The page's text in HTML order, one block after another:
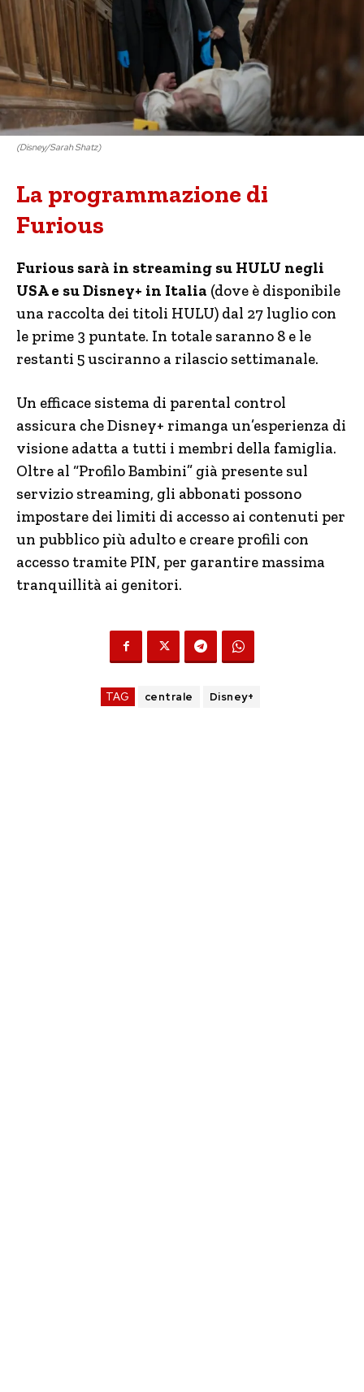
(Disney/Sarah Shatz)
La programmazione di
Furious
Furious sarà in streaming su HULU negli
USA e su Disney+ in Italia (dove è disponibile
una raccolta dei titoli HULU) dal 27 luglio con
le prime 3 puntate. In totale saranno 8 e le
restanti 5 usciranno a rilascio settimanale.
Un efficace sistema di parental control
assicura che Disney+ rimanga un’esperienza di
visione adatta a tutti i membri della famiglia.
Oltre al “Profilo Bambini” già presente sul
servizio streaming, gli abbonati possono
impostare dei limiti di accesso ai contenuti per
un pubblico più adulto e creare profili con
accesso tramite PIN, per garantire massima
tranquillità ai genitori.
TAG centrale Disney+